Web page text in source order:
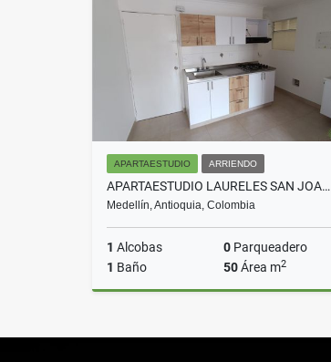
APARTAESTUDIO ARRIENDO
APARTAESTUDIO LAURELES SAN JOAQUIN COD 8533
Medellín, Antioquia, Colombia
1 Alcobas 0 Parqueadero
1 Baño 50Área m2
$1.750.000